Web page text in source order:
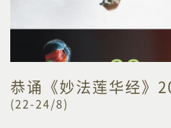
恭诵《妙法莲华经》
(22-24/8)